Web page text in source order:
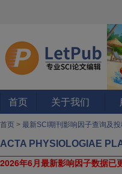
首页 关于我们
首页 > 最新SCI期刊影响因子查询及
ACTA PHYSIOLOGIAE
2026年6月最新影响因子数据已